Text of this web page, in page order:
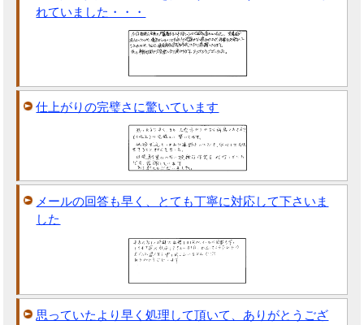
れていました・・・
仕上がりの完璧さに驚いています
メールの回答も早く、とても丁寧に対応して下さいま
した
思っていたより早く処理して頂いて、ありがとうござ